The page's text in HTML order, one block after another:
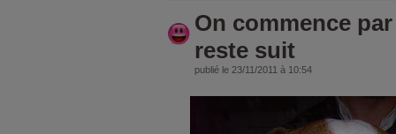
On commence
reste suit
publié le 23/11/2011 à 10:54